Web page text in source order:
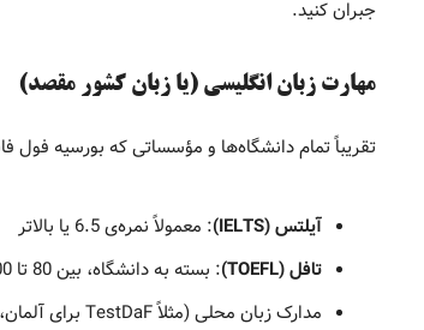
جبران کنید.
مهارت زبان انگلیسی (یا زبان کشور مقصد)
تقریباً تمام دانشگاه‌ها و مؤسساتی که بورسیه فول
آیلتس (IELTS)
: معمولاً نمره‌ی 6.5 یا بالاتر
تافل (TOEFL)
: بسته به دانشگاه، بین 80 تا 100 به بالا
مدارک زبان محلی (مثلاً TestDaF برای آلمان، DELF برای فرانسه و…)